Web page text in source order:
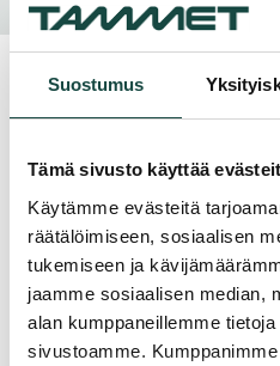
Suostumus
Tämä sivusto käyttää
Käytämme evästeitä
räätälöimiseen, sosiaalisen
tukemiseen ja
jaamme sosiaalisen median,
alan kumppaneillemme
sivustoamme.
takaverkon väli täytetään kivellä,
Kiinnostuitko?
Suunnitteletko
hankkeestasi, niin autamme
"*" näyttää pakolliset kentät
Nimi